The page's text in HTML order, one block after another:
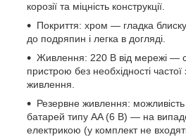
корозії та міцність конструкції.
Покриття: хром — гладка
до подряпин і легка в догляді.
Живлення: 220 В від мережі —
пристрою без необхідності
живлення.
Резервне живлення:
батарей типу AA (6 В) — на
електрикою (у комплект не